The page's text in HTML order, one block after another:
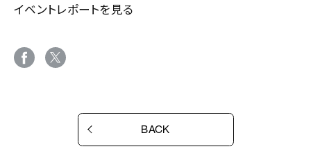
イベントレポートを見る
BACK